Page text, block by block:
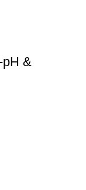
pH &